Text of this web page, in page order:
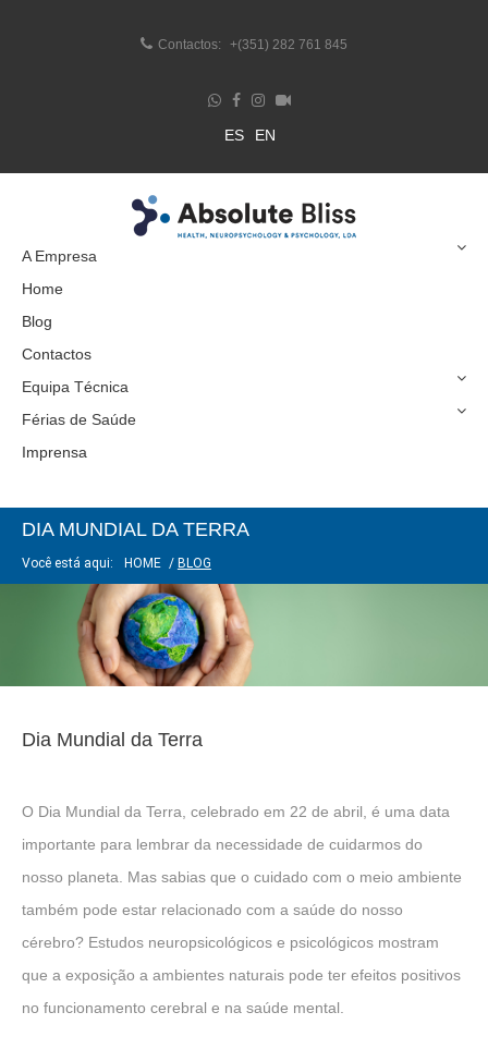
Contactos: +(351) 282 761 845
ES EN
A Empresa
Home
Blog
Contactos
Equipa Técnica
Férias de Saúde
Imprensa
DIA MUNDIAL DA TERRA
Você está aqui: HOME / BLOG
Dia Mundial da Terra
O Dia Mundial da Terra, celebrado em 22 de abril, é uma data
importante para lembrar da necessidade de cuidarmos do
nosso planeta. Mas sabias que o cuidado com o meio ambiente
também pode estar relacionado com a saúde do nosso
cérebro? Estudos neuropsicológicos e psicológicos mostram
que a exposição a ambientes naturais pode ter efeitos positivos
no funcionamento cerebral e na saúde mental.